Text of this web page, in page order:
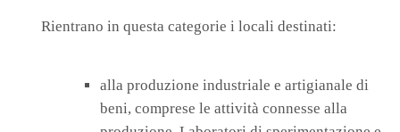
Rientrano in questa categorie i locali destinati:
alla produzione industriale e artigianale di
beni, comprese le attività connesse alla